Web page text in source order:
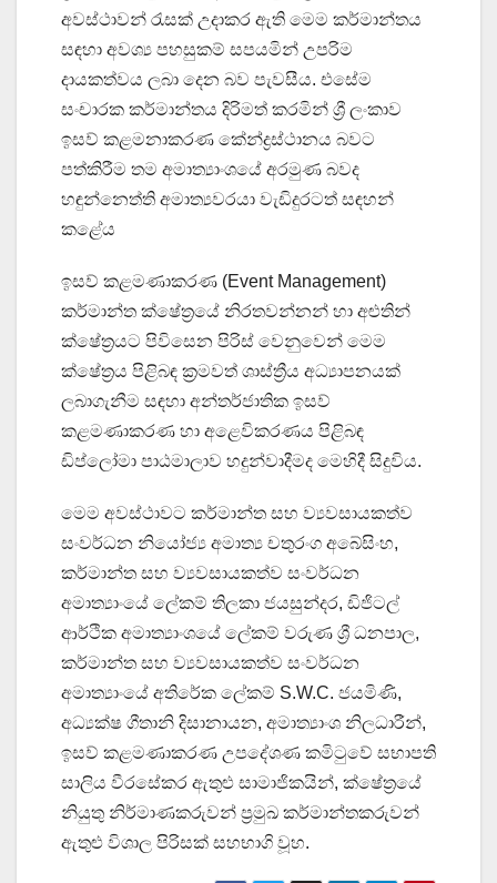
අවස්ථාවන් රැසක් උදාකර ඇති මෙම කර්මාන්තය
සඳහා අවශ්‍ය පහසුකම් සපයමින් උපරිම
දායකත්වය ලබා දෙන බව පැවසීය. එසේම
සංචාරක කර්මාන්තය දිරිමත් කරමින් ශ්‍රී ලංකාව
ඉසව් කළමනාකරණ කේන්ද්‍රස්ථානය බවට
පත්කිරීම තම අමාත්‍යාංශයේ අරමුණ බවද
හඳුන්නෙත්ති අමාත්‍යවරයා වැඩිදුරටත් සඳහන්
කළේය
ඉසව් කළමණාකරණ (Event Management)
කර්මාන්ත ක්ෂේත්‍රයේ නිරතවන්නන් හා අළුතින්
ක්ෂේත්‍රයට පිවිසෙන පිරිස් වෙනුවෙන් මෙම
ක්ෂේත්‍රය පිළිබඳ ක්‍රමවත් ශාස්ත්‍රීය අධ්‍යාපනයක්
ලබාගැනීම සඳහා අන්තර්ජාතික ඉසව්
කළමණාකරණ හා අළෙවිකරණය පිළිබඳ
ඩිප්ලෝමා පාඨමාලාව හදුන්වාදීමද මෙහිදී සිදුවිය.
මෙම අවස්ථාවට කර්මාන්ත සහ ව්‍යවසායකත්ව
සංවර්ධන නියෝජ්‍ය අමාත්‍ය චතුරංග අබේසිංහ,
කර්මාන්ත සහ ව්‍යවසායකත්ව සංවර්ධන
අමාත්‍යාංයේ ලේකම් තිලකා ජයසුන්දර, ඩිජිටල්
ආර්ථික අමාත්‍යාංශයේ ලේකම් වරුණ ශ්‍රී ධනපාල,
කර්මාන්ත සහ ව්‍යවසායකත්ව සංවර්ධන
අමාත්‍යාංයේ අතිරේක ලේකම් S.W.C. ජයමිණි,
අධ්‍යක්ෂ ගීතානි දිසානායන, අමාත්‍යාංශ නිලධාරීන්,
ඉසව් කළමණාකරණ උපදේශණ කමිටුවේ සභාපති
සාලිය වීරසේකර ඇතුළු සාමාජිකයින්, ක්ෂේත්‍රයේ
නියුතු නිර්මාණකරුවන් ප්‍රමුඛ කර්මාන්තකරුවන්
ඇතුළු විශාල පිරිසක් සහභාගි වූහ.